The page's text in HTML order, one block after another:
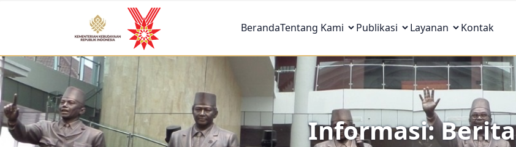
BerandaTentang Kami Publikasi Layanan Kontak
Informasi: Berita